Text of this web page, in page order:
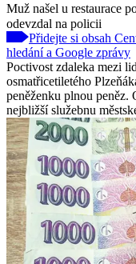
Muž našel u restaurace
odevzdal na policii
Přidejte si obsah
hledání a Google zprávy
Poctivost zdaleka mezi
osmatřicetiletého
peněženku plnou peněz.
nejbližší služebnu